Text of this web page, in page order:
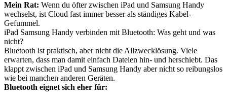
Mein Rat: Wenn du öfter zwischen iPad und Samsung Handy
wechselst, ist Cloud fast immer besser als ständiges Kabel-
Gefummel.
iPad Samsung Handy verbinden mit Bluetooth: Was geht und was
nicht?
Bluetooth ist praktisch, aber nicht die Allzwecklösung. Viele
erwarten, dass man damit einfach Dateien hin- und herschiebt. Das
klappt zwischen iPad und Samsung Handy aber nicht so reibungslos
wie bei manchen anderen Geräten.
Bluetooth eignet sich eher für: